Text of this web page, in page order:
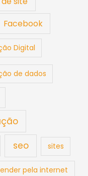
Facebook
Digital
de dados
seo sites
pela internet